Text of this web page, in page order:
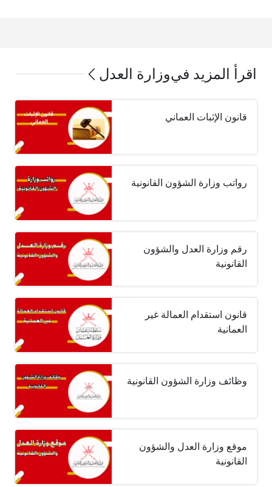
اقرأ المزيد فيوزارة العدل
قانون الإثبات العماني
رواتب وزارة الشؤون القانونية
رقم وزارة العدل والشؤون
القانونية
قانون استقدام العمالة غير
العمانية
وظائف وزارة الشؤون القانونية
موقع وزارة العدل والشؤون
القانونية